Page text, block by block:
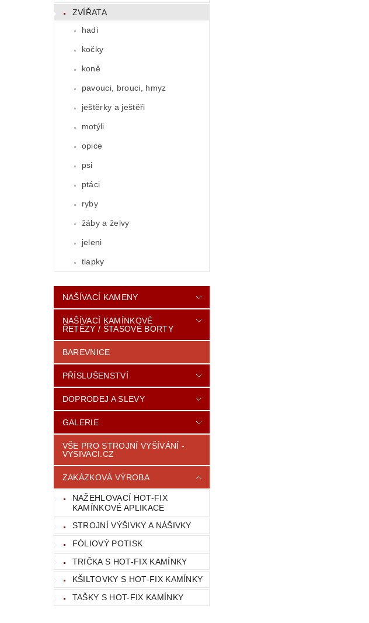
ZVÍŘATA
hadi
kočky
koně
pavouci, brouci, hmyz
ještěrky a ještěři
motýli
opice
psi
ptáci
ryby
žáby a želvy
jeleni
tlapky
NAŠÍVACÍ KAMENY
NAŠÍVACÍ KAMÍNKOVÉ
ŘETĚZY / ŠTASOVÉ BORTY
BAREVNICE
PŘÍSLUŠENSTVÍ
DOPRODEJ A SLEVY
GALERIE
VŠE PRO STROJNÍ VYŠÍVÁNÍ -
VYSIVACI.CZ
ZAKÁZKOVÁ VÝROBA
NAŽEHLOVACÍ HOT-FIX
KAMÍNKOVÉ APLIKACE
STROJNÍ VÝŠIVKY A NÁŠIVKY
FÓLIOVÝ POTISK
TRIČKA S HOT-FIX KAMÍNKY
KŠILTOVKY S HOT-FIX KAMÍNKY
TAŠKY S HOT-FIX KAMÍNKY